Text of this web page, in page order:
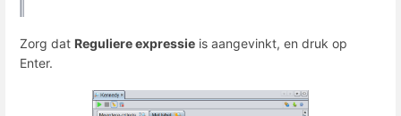
Zorg dat Reguliere expressie is aangevinkt, en druk op
Enter.